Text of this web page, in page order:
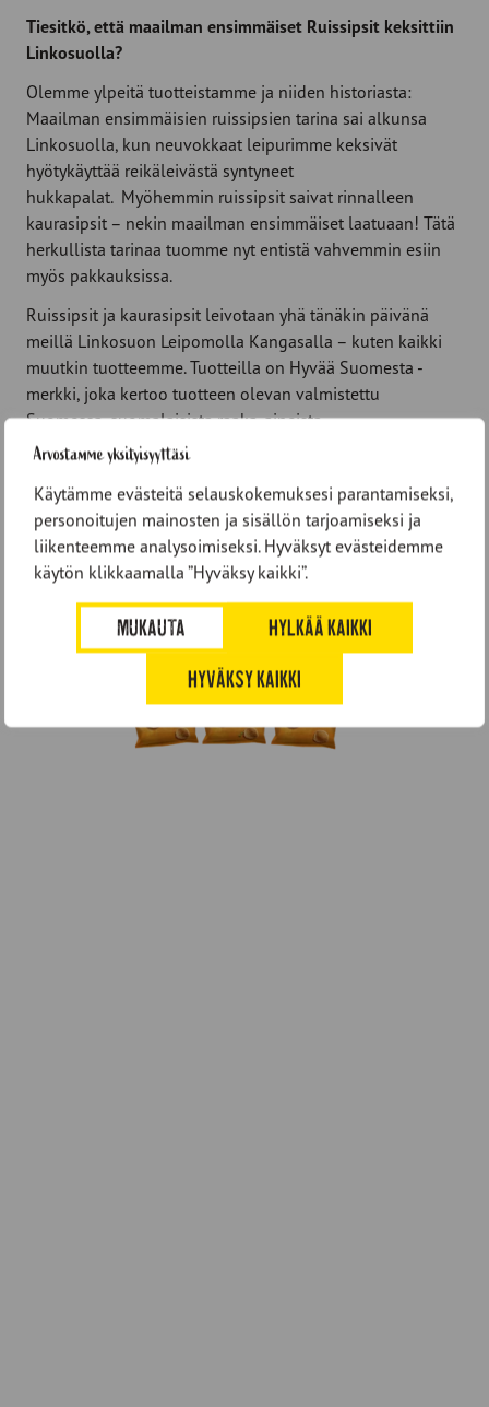
Arvostamme yksityisyyttäsi
Käytämme evästeitä selauskokemuksesi parantamiseksi,
personoitujen mainosten ja sisällön tarjoamiseksi ja
liikenteemme analysoimiseksi. Hyväksyt evästeidemme
käytön klikkaamalla ”Hyväksy kaikki”.
MUKAUTA
HYLKÄÄ KAIKKI
HYVÄKSY KAIKKI
Tiesitkö, että maailman ensimmäiset Ruissipsit keksittiin
Linkosuolla?
Olemme ylpeitä tuotteistamme ja niiden historiasta:
Maailman ensimmäisien ruissipsien tarina sai alkunsa
Linkosuolla, kun neuvokkaat leipurimme keksivät
hyötykäyttää reikäleivästä syntyneet
hukkapalat. Myöhemmin ruissipsit saivat rinnalleen
kaurasipsit – nekin maailman ensimmäiset laatuaan! Tätä
herkullista tarinaa tuomme nyt entistä vahvemmin esiin
myös pakkauksissa.
Ruissipsit ja kaurasipsit leivotaan yhä tänäkin päivänä
meillä Linkosuon Leipomolla Kangasalla – kuten kaikki
muutkin tuotteemme. Tuotteilla on Hyvää Suomesta -
merkki, joka kertoo tuotteen olevan valmistettu
Suomessa, suomalaisista raaka-aineista.
Kiitos, että olette olleet matkassa mukana – jatketaan
yhdessä herkullisten hetkien luomista!